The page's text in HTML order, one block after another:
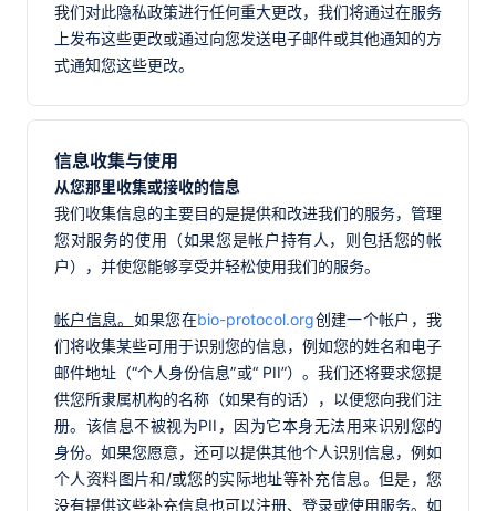
我们对此隐私政策进行任何重大更改，我们将通过在服务
上发布这些更改或通过向您发送电子邮件或其他通知的方
式通知您这些更改。
信息收集与使用
从您那里收集或接收的信息
我们收集信息的主要目的是提供和改进我们的服务，管理
您对服务的使用（如果您是帐户持有人，则包括您的帐
户），并使您能够享受并轻松使用我们的服务。
帐户信息。 如果您在bio-protocol.org创建一个帐户，我
们将收集某些可用于识别您的信息，例如您的姓名和电子
邮件地址（“个人身份信息”或“ PII”）。我们还将要求您提
供您所隶属机构的名称（如果有的话），以便您向我们注
册。该信息不被视为PII，因为它本身无法用来识别您的
身份。如果您愿意，还可以提供其他个人识别信息，例如
个人资料图片和/或您的实际地址等补充信息。但是，您
没有提供这些补充信息也可以注册、登录或使用服务。如